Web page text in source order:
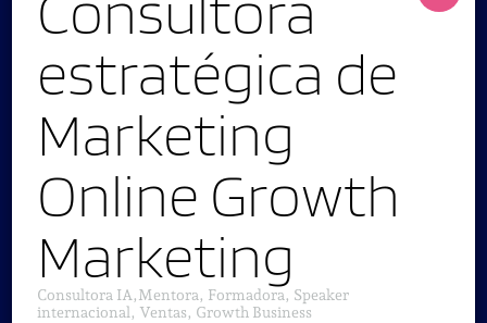
estratégica de
Marketing
Online Growth
Marketing
Consultora IA,Mentora, Formadora, Speaker
internacional, Ventas, Growth Business